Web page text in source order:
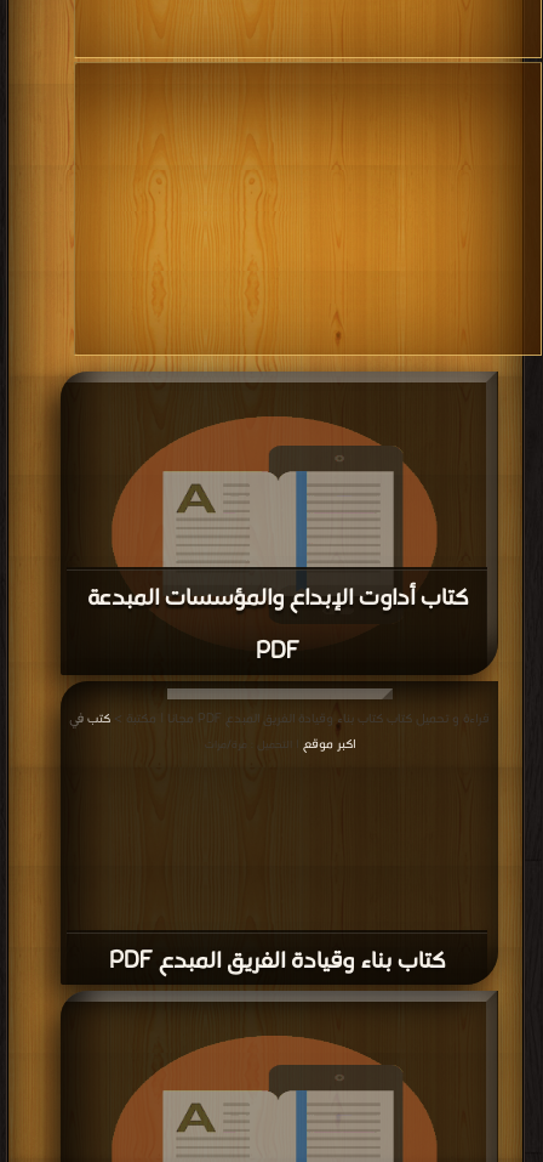
كتاب أداوت الإبداع والمؤسسات المبدعة
PDF
قراءة و تحميل كتاب كتاب أداوت الإبداع والمؤسسات المبدعة PDF مجانا | مكتبة >
كتب في مجانا| التحميل : مرة/مرات
كتاب بناء وقيادة الفريق المبدع PDF
قراءة و تحميل كتاب كتاب بناء وقيادة الفريق المبدع PDF مجانا | مكتبة >
كتب في
اكبر موقع
| التحميل : مرة/مرات